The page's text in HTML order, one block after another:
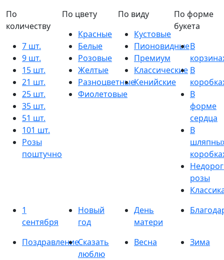
По
количеству
7 шт.
9 шт.
15 шт.
21 шт.
25 шт.
35 шт.
51 шт.
101 шт.
Розы
поштучно
По цвету
Красные
Белые
Розовые
Желтые
Разноцветные
Фиолетовые
По виду
Кустовые
Пионовидные
Премиум
Классические
Кенийские
По форме
букета
В
В
В
форме
сердца
В
розы
1
сентября
Новый
год
День
матери
ПоздравлениеСказать
люблю
Весна Зима